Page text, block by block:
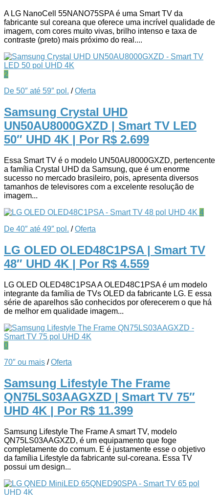
A LG NanoCell 55NANO75SPA é uma Smart TV da
fabricante sul coreana que oferece uma incrível qualidade de
imagem, com cores muito vivas, brilho intenso e taxa de
contraste (preto) mais próximo do real....
2
De 50″ até 59″ pol. /Oferta
Samsung Crystal UHD
UN50AU8000GXZD | Smart TV LED
50″ UHD 4K | Por R$ 2.699
Essa Smart TV é o modelo UN50AU8000GXZD, pertencente
a família Crystal UHD da Samsung, que é um enorme
sucesso no mercado brasileiro, pois, apresenta diversos
tamanhos de televisores com a excelente resolução de
imagem...
4
De 40″ até 49″ pol. /Oferta
LG OLED OLED48C1PSA | Smart TV
48″ UHD 4K | Por R$ 4.559
LG OLED OLED48C1PSA A OLED48C1PSA é um modelo
integrante da família de TVs OLED da fabricante LG. E essa
série de aparelhos são conhecidos por oferecerem o que há
de melhor em qualidade imagem...
0
70″ ou mais /Oferta
Samsung Lifestyle The Frame
QN75LS03AAGXZD | Smart TV 75″
UHD 4K | Por R$ 11.399
Samsung Lifestyle The Frame A smart TV, modelo
QN75LS03AAGXZD, é um equipamento que foge
completamente do comum. E é justamente esse o objetivo
da família Lifestyle da fabricante sul-coreana. Essa TV
possui um design...